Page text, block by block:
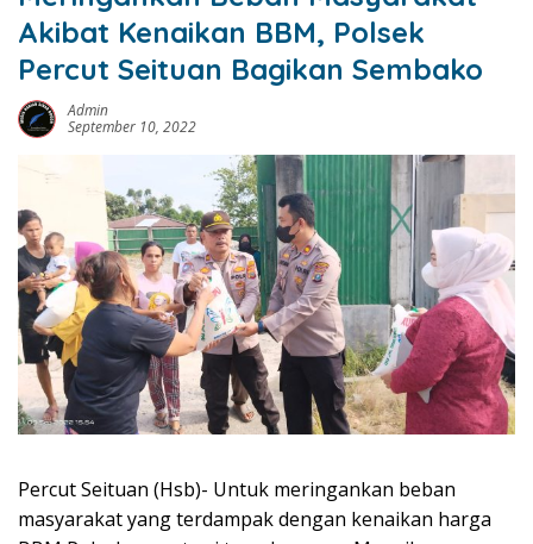
Akibat Kenaikan BBM, Polsek
Percut Seituan Bagikan Sembako
Admin
September 10, 2022
Percut Seituan (Hsb)- Untuk meringankan beban
masyarakat yang terdampak dengan kenaikan harga